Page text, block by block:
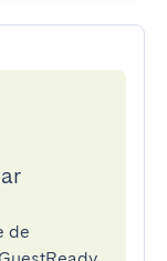
de